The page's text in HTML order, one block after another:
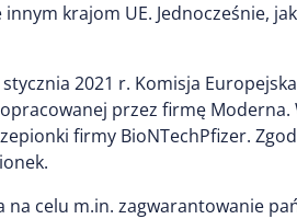
krajom UE. Jednocześnie,
stycznia 2021 r. Komisja
przez firmę
firmy BioNTechPfizer.
na celu m.in. zagwarantowanie